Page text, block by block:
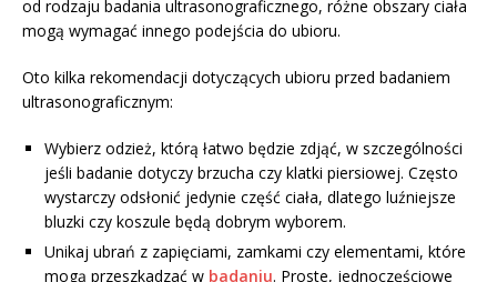
od rodzaju badania ultrasonograficznego, różne obszary ciała
mogą wymagać innego podejścia do ubioru.
Oto kilka rekomendacji dotyczących ubioru przed badaniem
ultrasonograficznym:
Wybierz odzież, którą łatwo będzie zdjąć, w szczególności
jeśli badanie dotyczy brzucha czy klatki piersiowej. Często
wystarczy odsłonić jedynie część ciała, dlatego luźniejsze
bluzki czy koszule będą dobrym wyborem.
Unikaj ubrań z zapięciami, zamkami czy elementami, które
mogą przeszkadzać w badaniu. Proste, jednoczęściowe